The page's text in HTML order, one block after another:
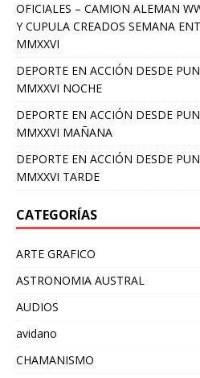
OFICIALES – CAMION ALEMAN
Y CUPULA CREADOS SEMANA
MMXXVI
DEPORTE EN ACCIÓN DESDE
MMXXVI NOCHE
DEPORTE EN ACCIÓN DESDE
MMXXVI MAÑANA
DEPORTE EN ACCIÓN DESDE
MMXXVI TARDE
CATEGORÍAS
ARTE GRAFICO
ASTRONOMIA AUSTRAL
AUDIOS
avidano
CHAMANISMO